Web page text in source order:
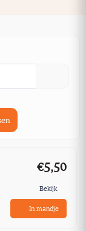
€5,50
Bekijk
In mandje